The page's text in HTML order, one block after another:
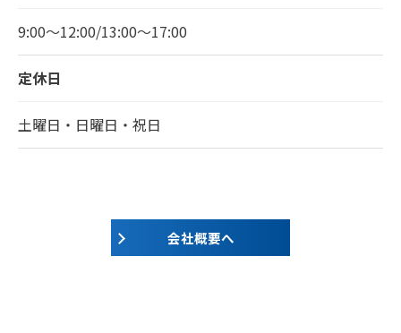
9:00～12:00/13:00～17:00
定休日
土曜日・日曜日・祝日
会社概要へ